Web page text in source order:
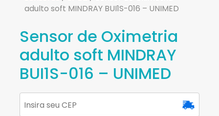
adulto soft MINDRAY BUI1S-016 – UNIMED
Sensor de Oximetria
adulto soft MINDRAY
BUI1S-016 – UNIMED